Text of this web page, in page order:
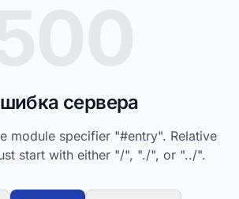
сервера
module specifier "#entry". Relative
start with either "/", "./", or "../".